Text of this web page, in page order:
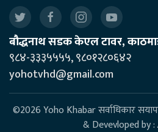
बौद्धनाथ सडक केएल टावर,
९८४-३३३५५५५, ९८०१२८०६४२
yohotvhd@gmail.com
©2026 Yoho Khabar सर्वाधिकार
& Devevloped by :